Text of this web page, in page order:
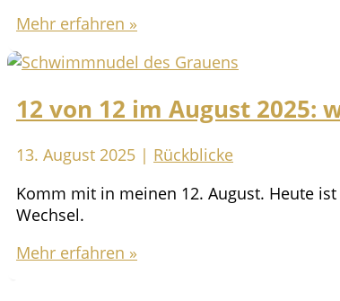
12
12
September
Aufbruchsstimmung
Mehr erfahren »
12 von 12 im August 2025:
13. August 2025 | Rückblicke
Komm mit in meinen 12. August. Heute
Wechsel.
12
Mehr erfahren »